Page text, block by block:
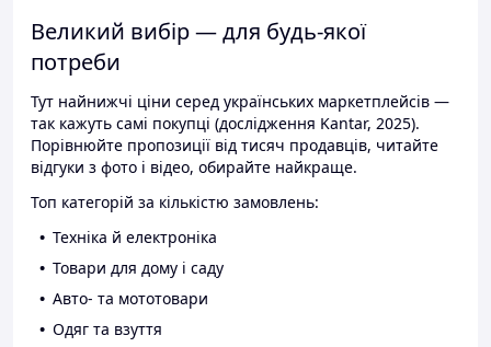
Великий вибір — для будь-якої
потреби
Тут найнижчі ціни серед українських маркетплейсів —
так кажуть самі покупці (дослідження Kantar, 2025).
Порівнюйте пропозиції від тисяч продавців, читайте
відгуки з фото і відео, обирайте найкраще.
Топ категорій за кількістю замовлень:
Техніка й електроніка
Товари для дому і саду
Авто- та мототовари
Одяг та взуття